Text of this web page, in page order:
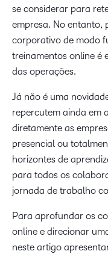
se considerar para
empresa. No entanto,
corporativo de modo
treinamentos online é
das operações.
Já não é uma
repercutem ainda em
diretamente as
presencial ou
horizontes de
para todos os
jornada de trabalho
Para aprofundar os
online e direcionar
neste artigo